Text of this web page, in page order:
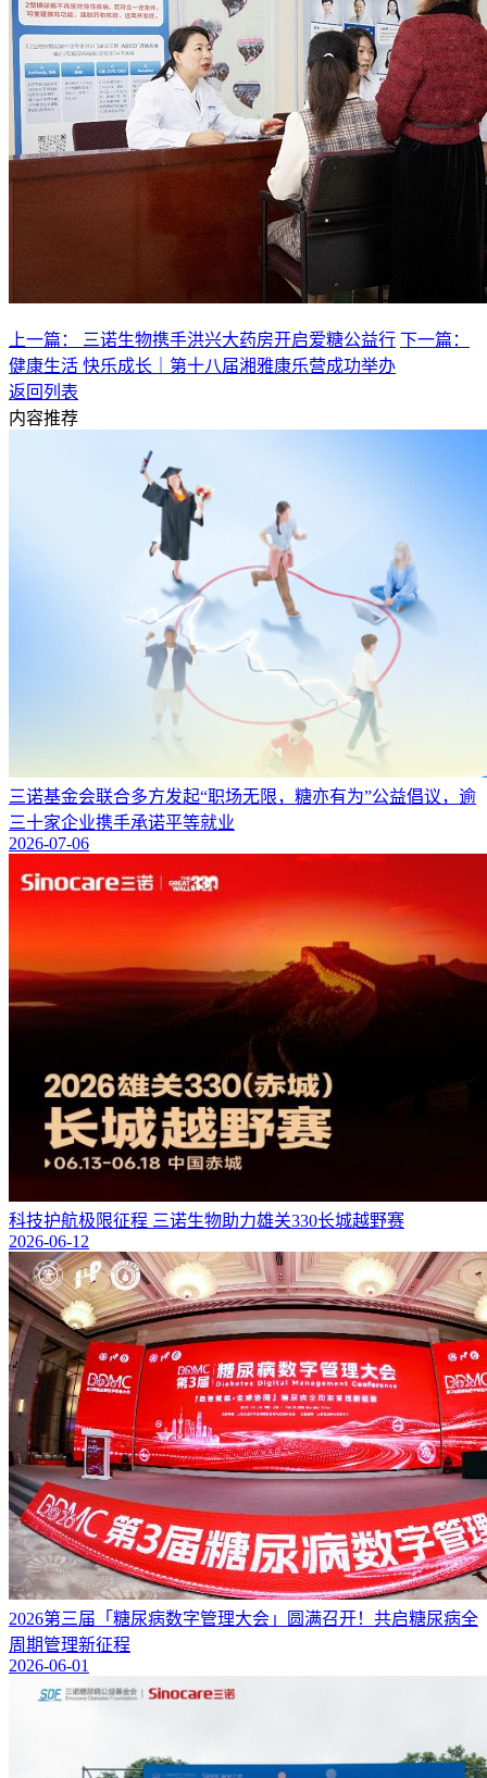
上一篇： 三诺生物携手洪兴大药房开启爱糖公益行 下一篇：
健康生活 快乐成长｜第十八届湘雅康乐营成功举办
返回列表
内容推荐
三诺基金会联合多方发起“职场无限，糖亦有为”公益倡议，逾
三十家企业携手承诺平等就业
2026-07-06
科技护航极限征程 三诺生物助力雄关330长城越野赛
2026-06-12
2026第三届「糖尿病数字管理大会」圆满召开！共启糖尿病全
周期管理新征程
2026-06-01